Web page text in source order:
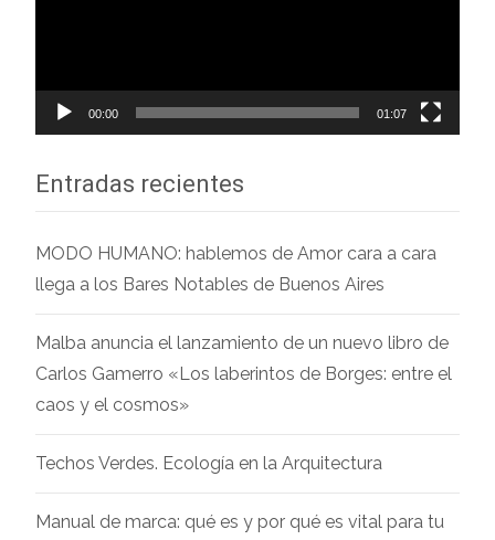
00:00 01:07
Entradas recientes
MODO HUMANO: hablemos de Amor cara a cara
llega a los Bares Notables de Buenos Aires
Malba anuncia el lanzamiento de un nuevo libro de
Carlos Gamerro «Los laberintos de Borges: entre el
caos y el cosmos»
Techos Verdes. Ecología en la Arquitectura
Manual de marca: qué es y por qué es vital para tu